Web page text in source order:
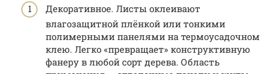
Декоративное. Листы оклеивают
влагозащитной плёнкой или тонкими
полимерными панелями на термоусадочном
клею. Легко «превращает» конструктивную
фанеру в любой сорт дерева. Область